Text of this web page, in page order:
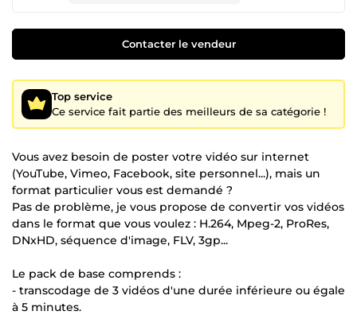
Contacter le vendeur
Top service
Ce service fait partie des meilleurs de sa catégorie !
Vous avez besoin de poster votre vidéo sur internet
(YouTube, Vimeo, Facebook, site personnel...), mais un
format particulier vous est demandé ?
Pas de problème, je vous propose de convertir vos vidéos
dans le format que vous voulez : H.264, Mpeg-2, ProRes,
DNxHD, séquence d'image, FLV, 3gp...
Le pack de base comprends :
- transcodage de 3 vidéos d'une durée inférieure ou égale
à 5 minutes.